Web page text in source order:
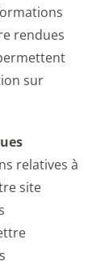
rendues
sur
relatives à
site